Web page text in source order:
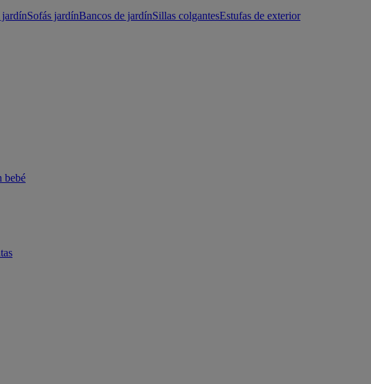
jardínSofás jardínBancos de jardínSillas colgantesEstufas de exterior
bebé